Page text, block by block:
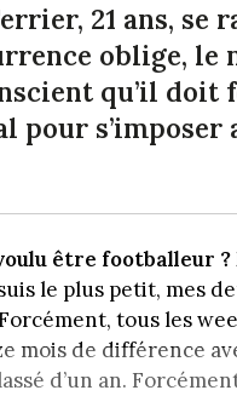
21 ans, se
oblige, le
qu’il doit
pour s’imposer
être footballeur ?
le plus petit, mes
tous les
mois de différence
d’un an.